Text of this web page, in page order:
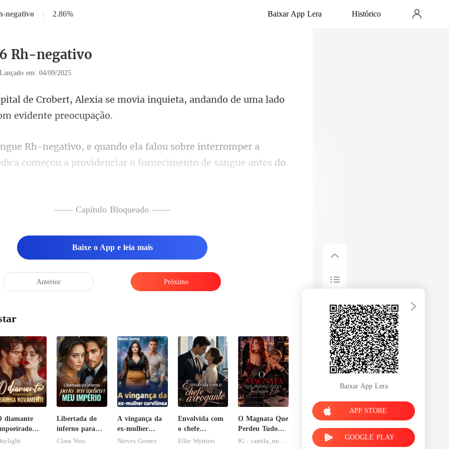
negativo | 2.86% Baixar App Lera Histórico
Rh-negativo
Lançado em: 04/09/2025
se movia inquieta, andando de uma lado
terromper a
começou a providenciar o forn
o muito tempo de—— Capítulo Bloqueado ——
Baixe o App e leia mais
Anterior Próximo
diamante
Libertada do
inferno para
reivindicar meu
Clara Voss
A vingança da
ex-mulher
curvilínea
Nieves Gomez
Envolvida com
o chefe
arrogante
Ellie Wynters
O Magnata Que
Perdeu Tudo
Inclusive Ela
Baixar App Lera
APP STORE
GOOGLE PLAY